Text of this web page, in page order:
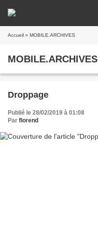
Accueil » MOBILE.ARCHIVES
MOBILE.ARCHIVES
Droppage
Publié le 28/02/2019 à 01:08
Par florend